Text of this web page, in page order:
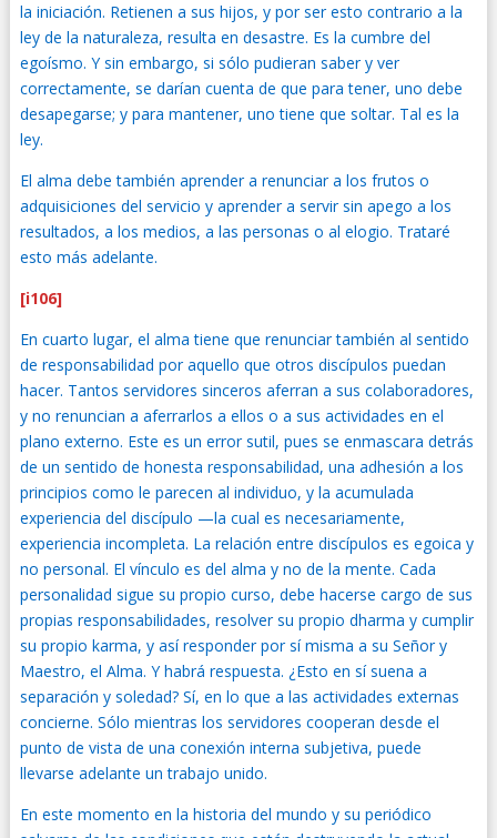
la iniciación. Retienen a sus hijos, y por ser esto contrario a la
ley de la naturaleza, resulta en desastre. Es la cumbre del
egoísmo. Y sin embargo, si sólo pudieran saber y ver
correctamente, se darían cuenta de que para tener, uno debe
desapegarse; y para mantener, uno tiene que soltar. Tal es la
ley.
El alma debe también aprender a renunciar a los frutos o
adquisiciones del servicio y aprender a servir sin apego a los
resultados, a los medios, a las personas o al elogio. Trataré
esto más adelante.
[i106]
En cuarto lugar, el alma tiene que renunciar también al sentido
de responsabilidad por aquello que otros discípulos puedan
hacer. Tantos servidores sinceros aferran a sus colaboradores,
y no renuncian a aferrarlos a ellos o a sus actividades en el
plano externo. Este es un error sutil, pues se enmascara detrás
de un sentido de honesta responsabilidad, una adhesión a los
principios como le parecen al individuo, y la acumulada
experiencia del discípulo —la cual es necesariamente,
experiencia incompleta. La relación entre discípulos es egoica y
no personal. El vínculo es del alma y no de la mente. Cada
personalidad sigue su propio curso, debe hacerse cargo de sus
propias responsabilidades, resolver su propio dharma y cumplir
su propio karma, y así responder por sí misma a su Señor y
Maestro, el Alma. Y habrá respuesta. ¿Esto en sí suena a
separación y soledad? Sí, en lo que a las actividades externas
concierne. Sólo mientras los servidores cooperan desde el
punto de vista de una conexión interna subjetiva, puede
llevarse adelante un trabajo unido.
En este momento en la historia del mundo y su periódico